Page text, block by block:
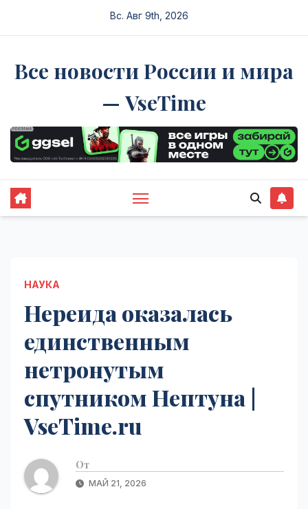
Вс. Авг 9th, 2026
Все новости России и мира
— VseTime
НАУКА
Нереида оказалась
единственным
нетронутым
спутником Нептуна |
VseTime.ru
От
МАЙ 21, 2026